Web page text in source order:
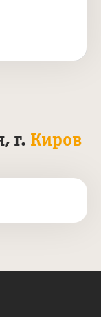
г. Киров